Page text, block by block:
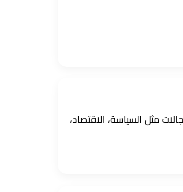
مثل السياسة، الاقتصاد،